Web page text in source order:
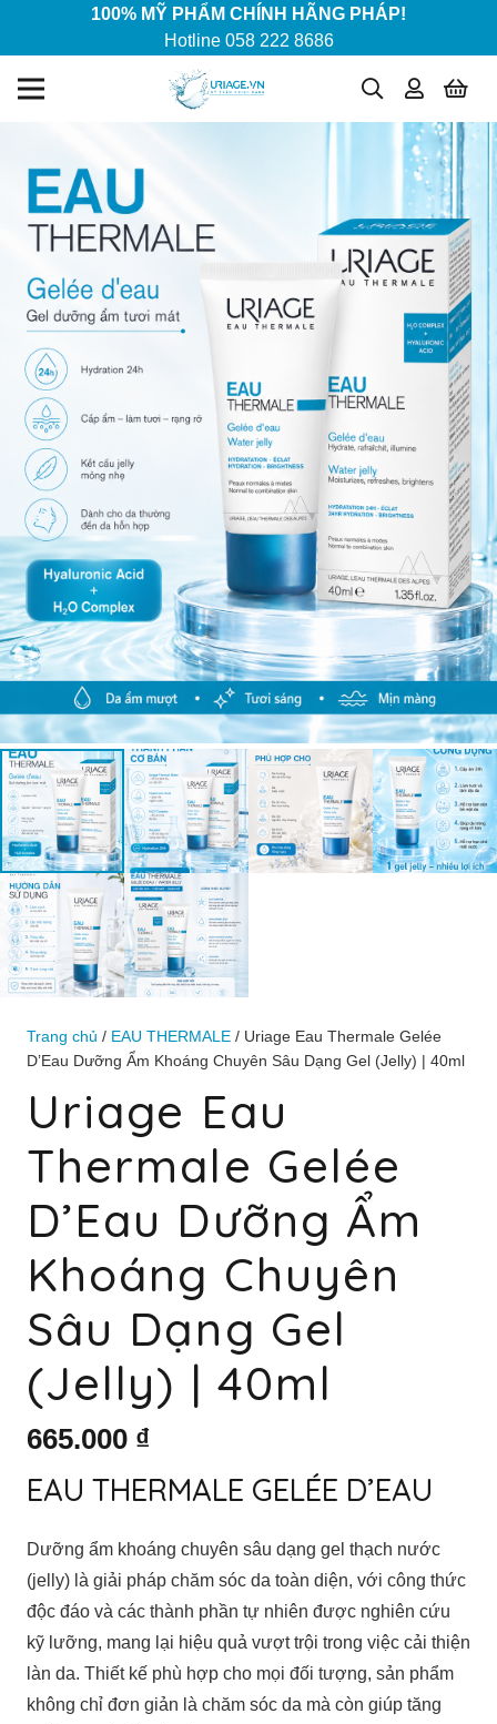
100% MỸ PHẨM CHÍNH HÃNG PHÁP!
Hotline 058 222 8686
Trang chủ / EAU THERMALE / Uriage Eau Thermale Gelée
D’Eau Dưỡng Ẩm Khoáng Chuyên Sâu Dạng Gel (Jelly) | 40ml
Uriage Eau
Thermale Gelée
D’Eau Dưỡng Ẩm
Khoáng Chuyên
Sâu Dạng Gel
(Jelly) | 40ml
665.000 ₫
EAU THERMALE GELÉE D’EAU
Dưỡng ẩm khoáng chuyên sâu dạng gel thạch nước
(jelly) là giải pháp chăm sóc da toàn diện, với công thức
độc đáo và các thành phần tự nhiên được nghiên cứu
kỹ lưỡng, mang lại hiệu quả vượt trội trong việc cải thiện
làn da. Thiết kế phù hợp cho mọi đối tượng, sản phẩm
không chỉ đơn giản là chăm sóc da mà còn giúp tăng